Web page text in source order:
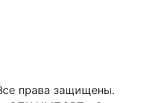
права защищены.